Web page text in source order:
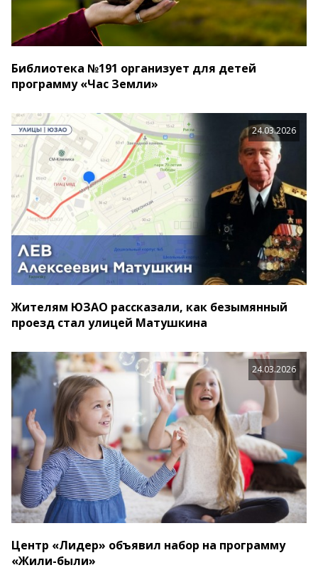
Библиотека №191 организует для детей
программу «Час Земли»
24.03.2026
Жителям ЮЗАО рассказали, как безымянный
проезд стал улицей Матушкина
24.03.2026
Центр «Лидер» объявил набор на программу
«Жили-были»